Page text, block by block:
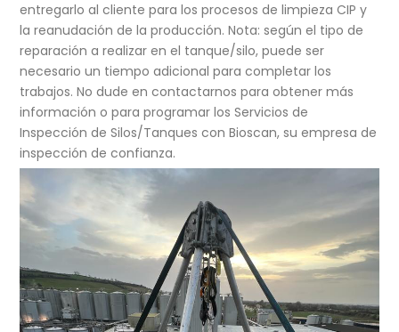
entregarlo al cliente para los procesos de limpieza CIP y
la reanudación de la producción. Nota: según el tipo de
reparación a realizar en el tanque/silo, puede ser
necesario un tiempo adicional para completar los
trabajos. No dude en contactarnos para obtener más
información o para programar los Servicios de
Inspección de Silos/Tanques con Bioscan, su empresa de
inspección de confianza.